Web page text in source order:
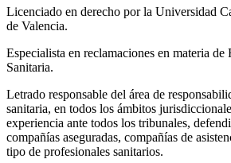
Licenciado en derecho por la Universidad
de Valencia.
Especialista en reclamaciones en materia de
Sanitaria.
Letrado responsable del área de
sanitaria, en todos los ámbitos
experiencia ante todos los tribunales,
compañías aseguradas, compañías de
tipo de profesionales sanitarios.